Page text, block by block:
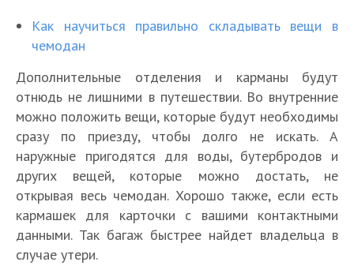
Как научиться правильно складывать вещи в
чемодан
Дополнительные отделения и карманы будут
отнюдь не лишними в путешествии. Во внутренние
можно положить вещи, которые будут необходимы
сразу по приезду, чтобы долго не искать. А
наружные пригодятся для воды, бутербродов и
других вещей, которые можно достать, не
открывая весь чемодан. Хорошо также, если есть
кармашек для карточки с вашими контактными
данными. Так багаж быстрее найдет владельца в
случае утери.